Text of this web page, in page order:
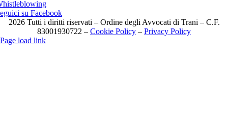
su Facebook
2026 Tutti i diritti riservati – Ordine degli Avvocati di Trani – C.F.
83001930722 – Cookie Policy – Privacy Policy
Page load link